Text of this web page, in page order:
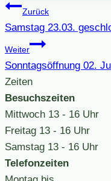
Zurück
Samstag 23.03.
Weiter
Sonntagsöffnung 02.
Zeiten
Besuchszeiten
Mittwoch 13 - 16 Uhr
Freitag 13 - 16 Uhr
Samstag 13 - 16 Uhr
Telefonzeiten